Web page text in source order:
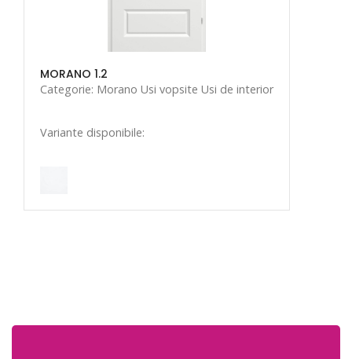
MORANO 1.2
Categorie: Morano Usi vopsite Usi de interior
Variante disponibile: